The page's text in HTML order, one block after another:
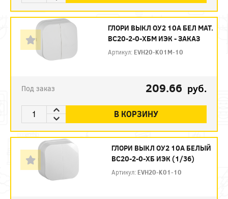
ГЛОРИ ВЫКЛ ОУ2 10А БЕЛ МАТ.
ВС20-2-0-ХБМ ИЭК - ЗАКАЗ
Артикул: EVH20-K01M-10
Под заказ 209.66 руб.
В КОРЗИНУ
ГЛОРИ ВЫКЛ ОУ2 10А БЕЛЫЙ
ВС20-2-0-ХБ ИЭК (1/36)
Артикул: EVH20-K01-10